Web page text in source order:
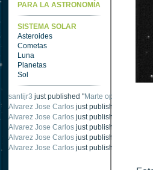
PARA LA ASTRONOMÍA
SISTEMA SOLAR
Asteroides
Cometas
Luna
Planetas
Sol
santijr3 just published "Marte oposición 2020
Alvarez Jose Carlos just published "
Alvarez Jose Carlos just published "
Alvarez Jose Carlos just published "
Alvarez Jose Carlos just published "
Alvarez Jose Carlos just published "